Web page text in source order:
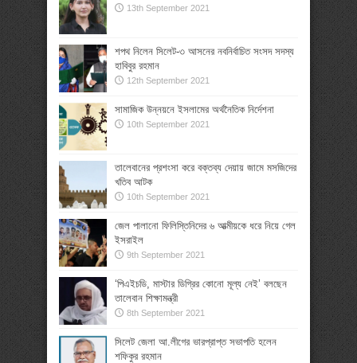
13th September 2021
শপথ নিলেন সিলেট-৩ আসনের নবনির্বাচিত সংসদ সদস্য
হাবিবুর রহমান
12th September 2021
সামাজিক উন্নয়নে ইসলামের অর্থনৈতিক নির্দেশনা
10th September 2021
তালেবানের প্রশংসা করে বক্তব্য দেয়ায় জামে মসজিদের
খতিব আটক
10th September 2021
জেল পালানো ফিলিস্তিনিদের ৬ আত্মীয়কে ধরে নিয়ে গেল
ইসরাইল
9th September 2021
‘পিএইচডি, মাস্টার ডিগ্রির কোনো মূল্য নেই’ বলছেন
তালেবান শিক্ষামন্ত্রী
8th September 2021
সিলেট জেলা আ.লীগের ভারপ্রাপ্ত সভাপতি হলেন
শফিকুর রহমান